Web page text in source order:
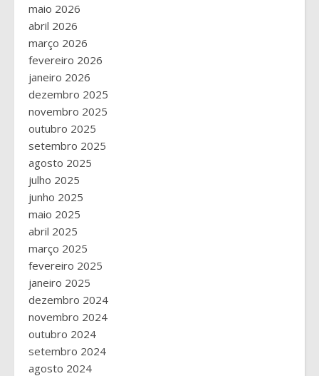
maio 2026
abril 2026
março 2026
fevereiro 2026
janeiro 2026
dezembro 2025
novembro 2025
outubro 2025
setembro 2025
agosto 2025
julho 2025
junho 2025
maio 2025
abril 2025
março 2025
fevereiro 2025
janeiro 2025
dezembro 2024
novembro 2024
outubro 2024
setembro 2024
agosto 2024